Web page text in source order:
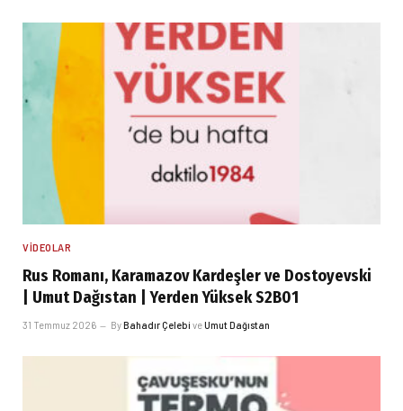
VIDEOLAR
Rus Romanı, Karamazov Kardeşler ve Dostoyevski
| Umut Dağıstan | Yerden Yüksek S2B01
31 Temmuz 2026 ByBahadır Çelebi veUmut Dağıstan